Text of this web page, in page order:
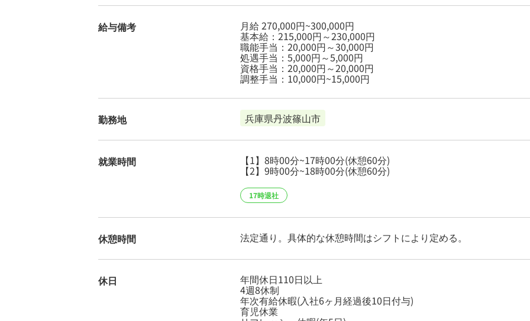
給与備考 月給 270,000円~300,000円
基本給：215,000円～230,000円
職能手当：20,000円～30,000円
処遇手当：5,000円～5,000円
資格手当：20,000円～20,000円
調整手当：10,000円~15,000円
勤務地 兵庫県丹波篠山市
就業時間 【1】8時00分~17時00分(休憩60分)
【2】9時00分~18時00分(休憩60分)
17時退社
休憩時間 法定通り。具体的な休憩時間はシフトにより定める。
休日 年間休日110日以上
4週8休制
年次有給休暇(入社6ヶ月経過後10日付与)
育児休業